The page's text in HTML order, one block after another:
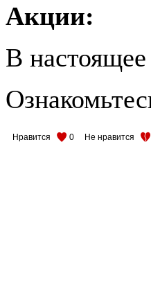
Акции:
В
Нравится 0 Не нравится